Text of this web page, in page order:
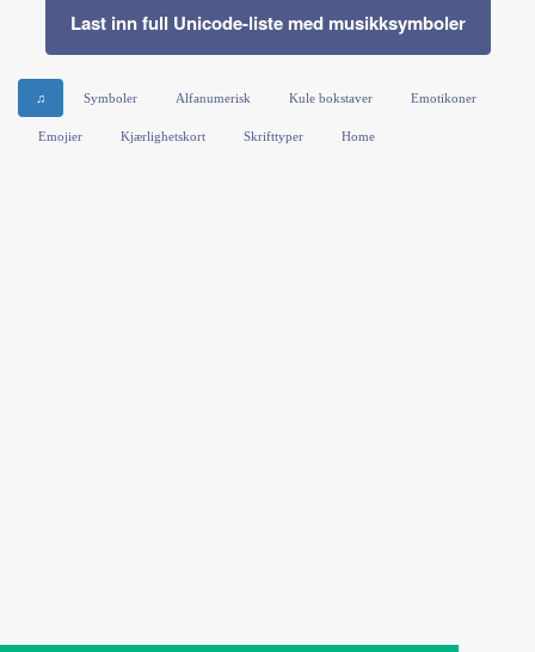
Last inn full Unicode-liste med musikksymboler
♫ Symboler Alfanumerisk Kule bokstaver Emotikoner
Emojier Kjærlighetskort Skrifttyper Home